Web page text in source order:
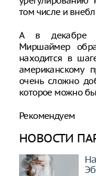
том числе и
А в декабре
Миршаймер
находится в
американскому
очень сложно
которое можно
Рекомендуем
НОВОСТИ